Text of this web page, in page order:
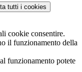
tutti i cookies
cookie consentire.
il funzionamento della
funzionamento potete